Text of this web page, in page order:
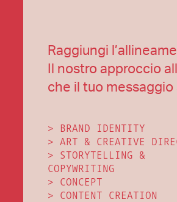
Raggiungi
Il nostro approccio
che il tuo messaggio
> BRAND IDENTITY
> ART & CREATIVE
> STORYTELLING &
COPYWRITING
> CONCEPT
> CONTENT CREATION